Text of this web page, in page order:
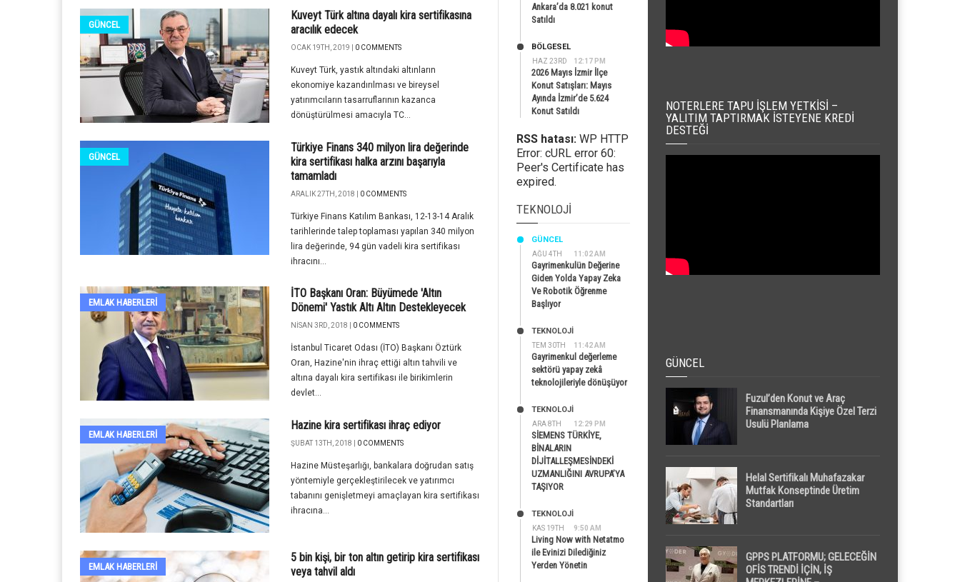
GÜNCEL
Kuveyt Türk altına dayalı kira sertifikasına
aracılık edecek
OCAK 19TH, 2019 | 0 COMMENTS
Kuveyt Türk, yastık altındaki altınların
ekonomiye kazandırılması ve bireysel
yatırımcıların tasarruflarının kazanca
dönüştürülmesi amacıyla TC...
GÜNCEL
Türkiye Finans 340 milyon lira değerinde
kira sertifikası halka arzını başarıyla
tamamladı
ARALIK 27TH, 2018 | 0 COMMENTS
Türkiye Finans Katılım Bankası, 12-13-14 Aralık
tarihlerinde talep toplaması yapılan 340 milyon
lira değerinde, 94 gün vadeli kira sertifikası
ihracını...
EMLAK HABERLERI
İTO Başkanı Oran: Büyümede 'Altın
Dönemi' Yastık Altı Altın Destekleyecek
NISAN 3RD, 2018 | 0 COMMENTS
İstanbul Ticaret Odası (İTO) Başkanı Öztürk
Oran, Hazine'nin ihraç ettiği altın tahvili ve
altına dayalı kira sertifikası ile birikimlerin
devlet...
EMLAK HABERLERI
Hazine kira sertifikası ihraç ediyor
ŞUBAT 13TH, 2018 | 0 COMMENTS
Hazine Müsteşarlığı, bankalara doğrudan satış
yöntemiyle gerçekleştirilecek ve yatırımcı
tabanını genişletmeyi amaçlayan kira sertifikası
ihracına...
EMLAK HABERLERI
5 bin kişi, bir ton altın getirip kira sertifikası
veya tahvil aldı
Ankara’da 8.021 konut
Satıldı
HAZ 23RD 12:17 PM
BÖLGESEL
2026 Mayıs İzmir İlçe
Konut Satışları: Mayıs
Ayında İzmir’de 5.624
Konut Satıldı
RSS hatası: WP HTTP
Error: cURL error 60:
Peer's Certificate has
expired.
TEKNOLOJI
AĞU 4TH 11:02 AM
GÜNCEL
Gayrimenkulün Değerine
Giden Yolda Yapay Zeka
Ve Robotik Öğrenme
Başlıyor
TEM 30TH 11:42 AM
TEKNOLOJİ
Gayrimenkul değerleme
sektörü yapay zekâ
teknolojileriyle dönüşüyor
ARA 8TH 12:29 PM
TEKNOLOJİ
SİEMENS TÜRKİYE,
BİNALARIN
DİJİTALLEŞMESİNDEKİ
UZMANLIĞINI AVRUPA’YA
TAŞIYOR
KAS 19TH 9:50 AM
TEKNOLOJİ
Living Now with Netatmo
ile Evinizi Dilediğiniz
Yerden Yönetin
NOTERLERE TAPU İŞLEM YETKISI –
YALITIM TAPTIRMAK İSTEYENE KREDI
DESTEĞI
GÜNCEL
Fuzul’den Konut ve Araç
Finansmanında Kişiye Özel Terzi
Usulü Planlama
Helal Sertifikalı Muhafazakar
Mutfak Konseptinde Üretim
Standartları
GPPS PLATFORMU; GELECEĞİN
OFİS TRENDİ İÇİN, İŞ